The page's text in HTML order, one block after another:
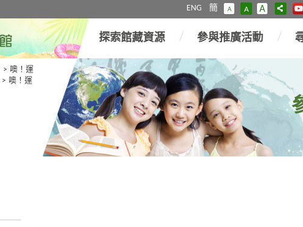
ENG 簡 A A A
探索館藏資源 參與推廣活動
> 噢！運
> 噢！運